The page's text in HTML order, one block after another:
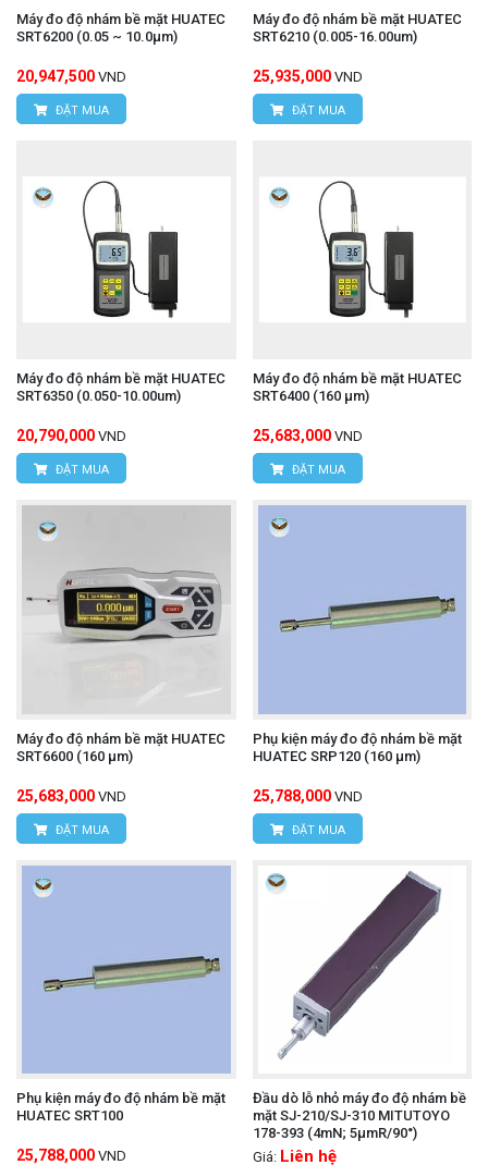
Máy đo độ nhám bề mặt HUATEC
SRT6200 (0.05 ~ 10.0μm)
20,947,500 VND
ĐẶT MUA
Máy đo độ nhám bề mặt HUATEC
SRT6210 (0.005-16.00um)
25,935,000 VND
ĐẶT MUA
Máy đo độ nhám bề mặt HUATEC
SRT6350 (0.050-10.00um)
20,790,000 VND
ĐẶT MUA
Máy đo độ nhám bề mặt HUATEC
SRT6400 (160 μm)
25,683,000 VND
ĐẶT MUA
Máy đo độ nhám bề mặt HUATEC
SRT6600 (160 μm)
25,683,000 VND
ĐẶT MUA
Phụ kiện máy đo độ nhám bề mặt
HUATEC SRP120 (160 μm)
25,788,000 VND
ĐẶT MUA
Phụ kiện máy đo độ nhám bề mặt
HUATEC SRT100
25,788,000 VND
Đầu dò lỗ nhỏ máy đo độ nhám bề
mặt SJ-210/SJ-310 MITUTOYO
178-393 (4mN; 5µmR/90°)
Giá: Liên hệ